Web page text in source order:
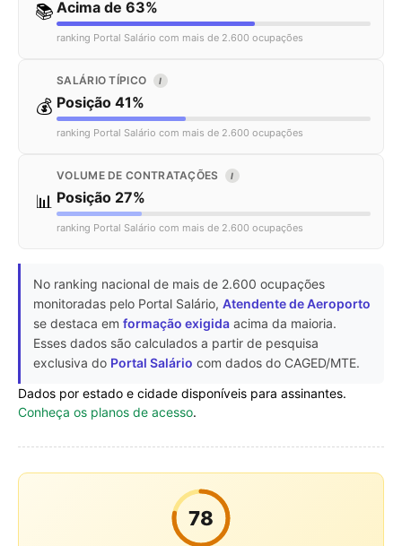
📚 Acima de 63%
ranking Portal Salário com mais de 2.600 ocupações
💰
SALÁRIO TÍPICO I
Posição 41%
ranking Portal Salário com mais de 2.600 ocupações
📊
VOLUME DE CONTRATAÇÕES I
Posição 27%
ranking Portal Salário com mais de 2.600 ocupações
No ranking nacional de mais de 2.600 ocupações
monitoradas pelo Portal Salário, Atendente de Aeroporto
se destaca em formação exigida acima da maioria.
Esses dados são calculados a partir de pesquisa
exclusiva do Portal Salário com dados do CAGED/MTE.
Dados por estado e cidade disponíveis para assinantes.
Conheça os planos de acesso.
78